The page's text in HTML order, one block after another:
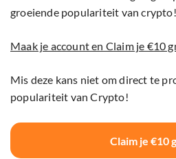
groeiende populariteit van crypto!
Maak je account en Claim je €10
Mis deze kans niet om direct te
populariteit van Crypto!
Claim je €10